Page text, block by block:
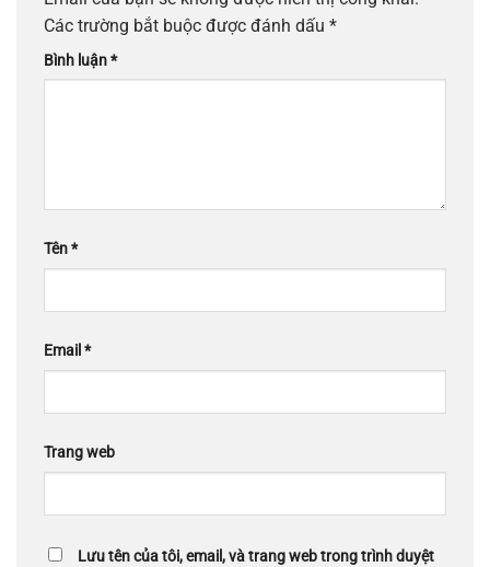
Các trường bắt buộc được đánh dấu *
Bình luận*
Tên*
Email *
Trang web
Lưu tên của tôi, email, và trang web trong trình duyệt